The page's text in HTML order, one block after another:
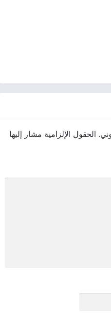
الحقول الإلزامية مشار إليها